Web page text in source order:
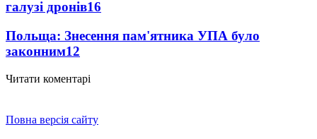
галузі дронів16
Польща: Знесення пам'ятника УПА було
законним12
Читати коментарі
Повна версія сайту